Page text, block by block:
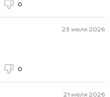
0
23 июля 2026
0
21 июля 2026